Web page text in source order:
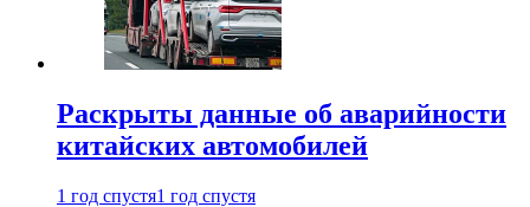
Раскрыты данные об аварийности
китайских автомобилей
1 год спустя1 год спустя